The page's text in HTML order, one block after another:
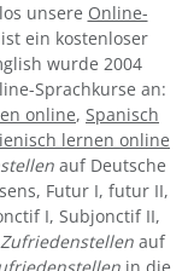
unsere Online-
ein kostenloser
wurde 2004
Sprachkurse an:
online, Spanisch
lernen online
auf Deutsche
Futur I, futur II,
I, Subjonctif II,
Zufriedenstellen auf